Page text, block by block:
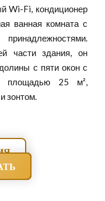
Wi-Fi, кондиционер
ванная комната с
части здания, он
с пяти окон с
площадью 25 м²,
зонтом.